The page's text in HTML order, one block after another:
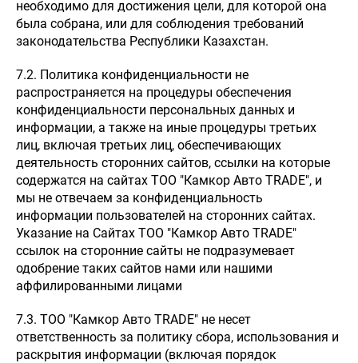
необходимо для достижения цели, для которой она
была собрана, или для соблюдения требований
законодательства Республики Казахстан.
7.2. Политика конфиденциальности не
распространяется на процедуры обеспечения
конфиденциальности персональных данных и
информации, а также на иные процедуры третьих
лиц, включая третьих лиц, обеспечивающих
деятельность сторонних сайтов, ссылки на которые
содержатся на сайтах ТОО "Камкор Авто TRADE", и
мы не отвечаем за конфиденциальность
информации пользователей на сторонних сайтах.
Указание на Сайтах ТОО "Камкор Авто TRADE"
ссылок на сторонние сайты не подразумевает
одобрение таких сайтов нами или нашими
аффилированными лицами
7.3. ТОО "Камкор Авто TRADE" не несет
ответственность за политику сбора, использования и
раскрытия информации (включая порядок